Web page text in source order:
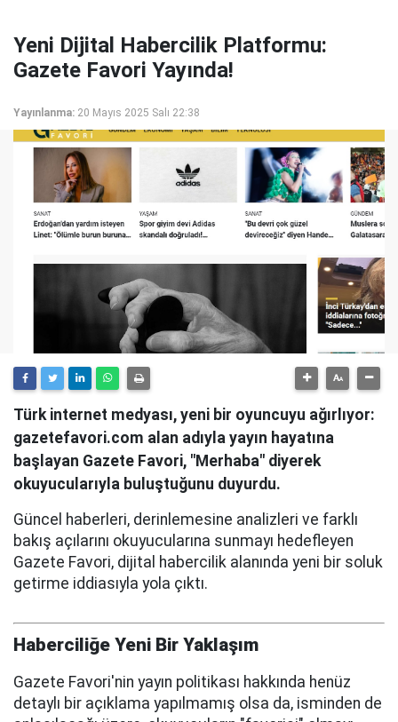
Yeni Dijital Habercilik Platformu:
Gazete Favori Yayında!
Yayınlanma: 20 Mayıs 2025 Salı 22:38
Türk internet medyası, yeni bir oyuncuyu ağırlıyor:
gazetefavori.com alan adıyla yayın hayatına
başlayan Gazete Favori, "Merhaba" diyerek
okuyucularıyla buluştuğunu duyurdu.
Güncel haberleri, derinlemesine analizleri ve farklı
bakış açılarını okuyucularına sunmayı hedefleyen
Gazete Favori, dijital habercilik alanında yeni bir soluk
getirme iddiasıyla yola çıktı.
Haberciliğe Yeni Bir Yaklaşım
Gazete Favori'nin yayın politikası hakkında henüz
detaylı bir açıklama yapılmamış olsa da, isminden de